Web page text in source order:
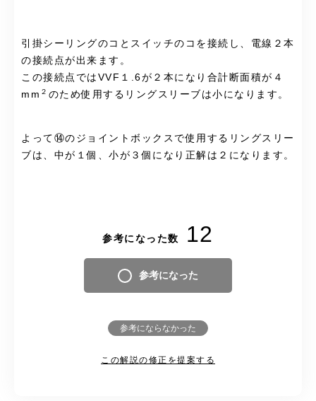
引掛シーリングのコとスイッチのコを接続し、電線２本
の接続点が出来ます。
この接続点ではVVF１.6が２本になり合計断面積が４
mm ２ のため使用するリングスリーブは小になります。
よって⑭のジョイントボックスで使用するリングスリー
ブは、中が１個、小が３個になり正解は２になります。
参考になった数 12
参考になった
参考にならなかった
この解説の修正を提案する